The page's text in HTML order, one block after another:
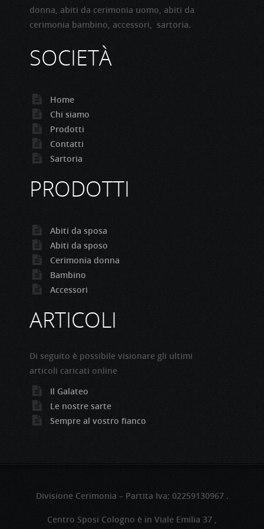
donna, abiti da cerimonia uomo, abiti da
cerimonia bambino, accessori, sartoria.
SOCIETÀ
Home
Chi siamo
Prodotti
Contatti
Sartoria
PRODOTTI
Abiti da sposa
Abiti da sposo
Cerimonia donna
Bambino
Accessori
ARTICOLI
Di seguito è possibile visionare gli ultimi
articoli caricati online
Il Galateo
Le nostre sarte
Sempre al vostro fianco
Divisione Cerimonia – Partita Iva: 02259130967 .
Centro Sposi Cologno è in Viale Emilia 37 ,